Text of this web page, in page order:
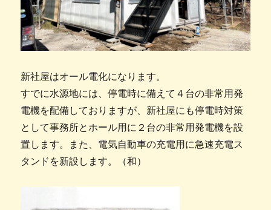
新社屋はオール電化になります。
すでに水源地には、停電時に備えて４台の非常用発
電機を配備しておりますが、新社屋にも停電時対策
として事務所とホール用に２台の非常用発電機を設
置します。また、電気自動車の充電用に急速充電ス
タンドを新設します。（和）